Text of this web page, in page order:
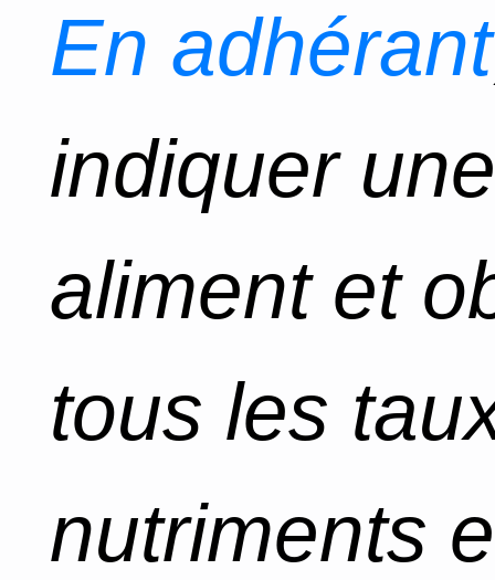
En adhérant
indiquer
aliment et
tous les
nutriments